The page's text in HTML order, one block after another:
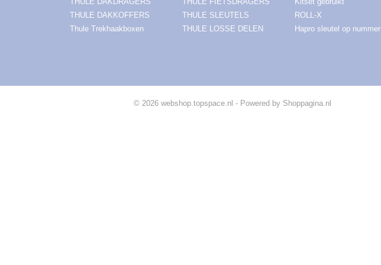
THULE DAKKOFFERS
Thule Trekhaakboxen
THULE SLEUTELS
THULE LOSSE DELEN
ROLL-X
Hapro sleutel op nummer
© 2026 webshop.topspace.nl - Powered by Shoppagina.nl